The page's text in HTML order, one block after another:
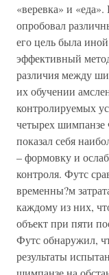
«веревка» и
опробовал
его цель была
эффективный
различия между
их обучении
контролируемых
четырех шимпанзе
показал себя
– формовку и
контроля. Футс
временны?м
каждому из них,
объект при пяти
Футс обнаружил,
результаты